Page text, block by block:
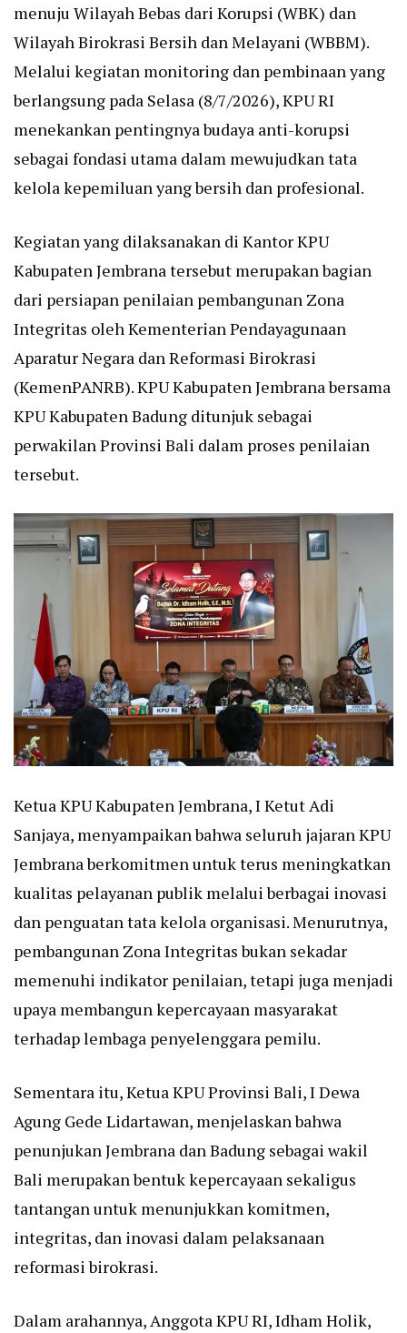
menuju Wilayah Bebas dari Korupsi (WBK) dan
Wilayah Birokrasi Bersih dan Melayani (WBBM).
Melalui kegiatan monitoring dan pembinaan yang
berlangsung pada Selasa (8/7/2026), KPU RI
menekankan pentingnya budaya anti-korupsi
sebagai fondasi utama dalam mewujudkan tata
kelola kepemiluan yang bersih dan profesional.
Kegiatan yang dilaksanakan di Kantor KPU
Kabupaten Jembrana tersebut merupakan bagian
dari persiapan penilaian pembangunan Zona
Integritas oleh Kementerian Pendayagunaan
Aparatur Negara dan Reformasi Birokrasi
(KemenPANRB). KPU Kabupaten Jembrana bersama
KPU Kabupaten Badung ditunjuk sebagai
perwakilan Provinsi Bali dalam proses penilaian
tersebut.
Ketua KPU Kabupaten Jembrana, I Ketut Adi
Sanjaya, menyampaikan bahwa seluruh jajaran KPU
Jembrana berkomitmen untuk terus meningkatkan
kualitas pelayanan publik melalui berbagai inovasi
dan penguatan tata kelola organisasi. Menurutnya,
pembangunan Zona Integritas bukan sekadar
memenuhi indikator penilaian, tetapi juga menjadi
upaya membangun kepercayaan masyarakat
terhadap lembaga penyelenggara pemilu.
Sementara itu, Ketua KPU Provinsi Bali, I Dewa
Agung Gede Lidartawan, menjelaskan bahwa
penunjukan Jembrana dan Badung sebagai wakil
Bali merupakan bentuk kepercayaan sekaligus
tantangan untuk menunjukkan komitmen,
integritas, dan inovasi dalam pelaksanaan
reformasi birokrasi.
Dalam arahannya, Anggota KPU RI, Idham Holik,